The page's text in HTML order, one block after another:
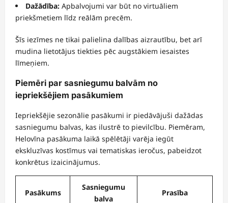
Dažādība: Apbalvojumi var būt no virtuāliem
priekšmetiem līdz reālām precēm.
Šīs iezīmes ne tikai palielina dalības aizrautību, bet arī
mudina lietotājus tiekties pēc augstākiem iesaistes
līmeņiem.
Piemēri par sasniegumu balvām no
iepriekšējiem pasākumiem
Iepriekšējie sezonālie pasākumi ir piedāvājuši dažādas
sasniegumu balvas, kas ilustrē to pievilcību. Piemēram,
Helovīna pasākuma laikā spēlētāji varēja iegūt
ekskluzīvas kostīmus vai tematiskas ieročus, pabeidzot
konkrētus izaicinājumus.
Pasākums
Sasniegumu
balva
Prasība